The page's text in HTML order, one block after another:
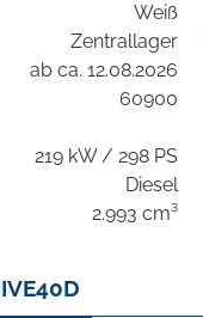
Weiß
Zentrallager
ab ca. 12.08.2026
60900
219 kW / 298 PS
Diesel
2.993 cm³